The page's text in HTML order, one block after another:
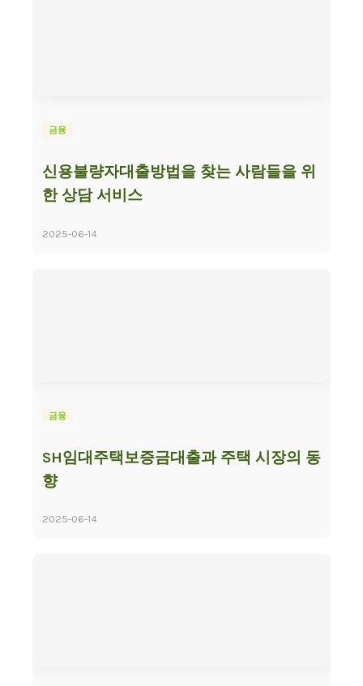
금융
신용불량자대출방법을 찾는 사람들을 위
한 상담 서비스
2025-06-14
금융
SH임대주택보증금대출과 주택 시장의 동
향
2025-06-14